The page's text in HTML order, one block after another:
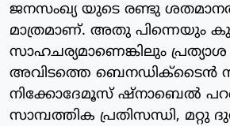
ജനസംഖ്യ യുടെ രണ്ടു
മാത്രമാണ്. അതു പിന്നെയും
സാഹചര്യമാണെങ്കിലും പ്രത്യാശ
അവിടത്തെ ബെനഡിക്‌ടൈന്‍
നിക്കോദേമൂസ് ഷ്‌നാബെല്‍
സാമ്പത്തിക പ്രതിസന്ധി, മറ്റു